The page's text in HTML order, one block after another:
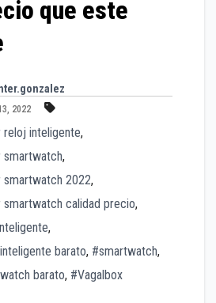
que este
2022
reloj inteligente,
smartwatch,
smartwatch 2022,
calidad precio,
,
barato, #smartwatch,
barato, #Vagalbox